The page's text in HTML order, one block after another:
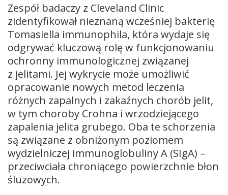
Zespół badaczy z Cleveland Clinic
zidentyfikował nieznaną wcześniej bakterię
Tomasiella immunophila, która wydaje się
odgrywać kluczową rolę w funkcjonowaniu
ochronny immunologicznej związanej
z jelitami. Jej wykrycie może umożliwić
opracowanie nowych metod leczenia
różnych zapalnych i zakaźnych chorób jelit,
w tym choroby Crohna i wrzodziejącego
zapalenia jelita grubego. Oba te schorzenia
są związane z obniżonym poziomem
wydzielniczej immunoglobuliny A (SIgA) –
przeciwciała chroniącego powierzchnie błon
śluzowych.